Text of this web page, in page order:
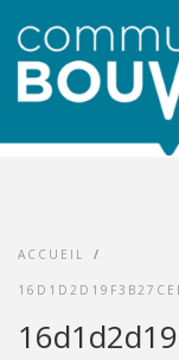
ACCUEIL /